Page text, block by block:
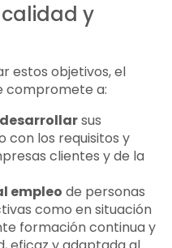
y
estos objetivos, el
compromete a:
sus
con los requisitos y
clientes y de la
empleo de personas
como en situación
formación continua y